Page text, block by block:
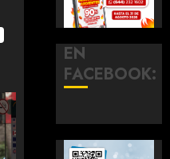
EN
FACEBOOK: